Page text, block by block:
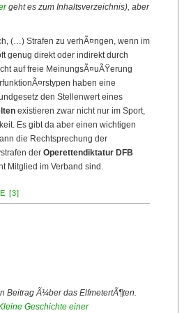
geht es zum Inhaltsverzeichnis), aber
(…) Strafen zu verhÃ¤ngen, wenn im
genug direkt oder indirekt durch
auf freie MeinungsÃ¤uÃŸerung
haben eine
den Stellenwert eines
existieren zwar nicht nur im Sport,
Es gibt da aber einen wichtigen
die Rechtsprechung der
der Operettendiktatur DFB
Mitglied im Verband sind.
[3]
Beitrag Ã¼ber das ElfmetertÃ¶ten.
Geschichte einer